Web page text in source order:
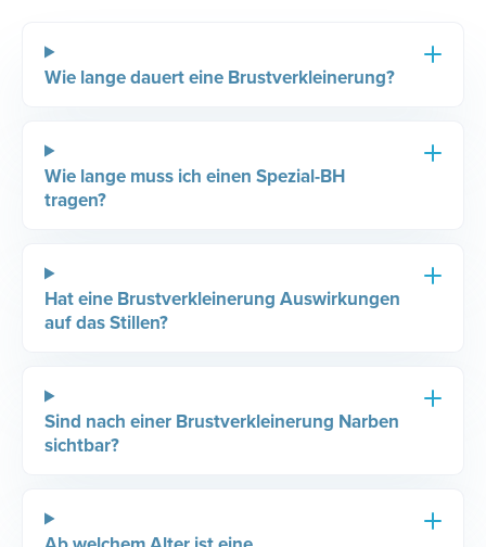
Wie lange dauert eine Brustverkleinerung?
Wie lange muss ich einen Spezial-BH
tragen?
Hat eine Brustverkleinerung Auswirkungen
auf das Stillen?
Sind nach einer Brustverkleinerung Narben
sichtbar?